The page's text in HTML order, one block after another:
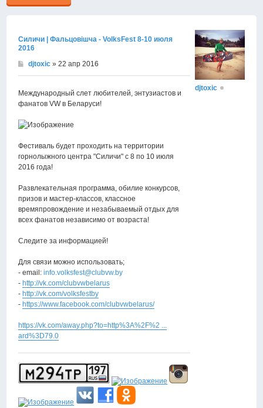
Силичи | Фальцовiшча - VolksFest 8-10 июля
2016
djtoxic » 22 апр 2016
Международный слет любителей, энтузиастов и
фанатов VW в Беларуси!
Фестиваль будет проходить на территории
горнолыжного центра "Силичи" с 8 по 10 июля
2016 года!
Развлекательная программа, обилие конкурсов,
призов и мастер-классов, классное
времяпровождение и незабываемый отдых для
всех фанатов независимо от возраста!
Следите за информацией!
Для связи можно использовать;
- email:info.volksfest@clubvw.by
- http://vk.com/clubvwbelarus
- http://vk.com/volksfestby
- https://www.facebook.com/clubvwbelarus/
https://vk.com/away.php?to=http%3A%2F%2 ...
ard%3D79.0
djtoxic